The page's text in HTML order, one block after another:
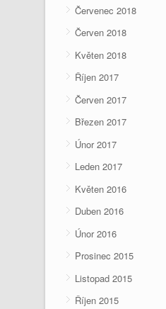
Červenec 2018
Červen 2018
Květen 2018
Říjen 2017
Červen 2017
Březen 2017
Únor 2017
Leden 2017
Květen 2016
Duben 2016
Únor 2016
Prosinec 2015
Listopad 2015
Říjen 2015